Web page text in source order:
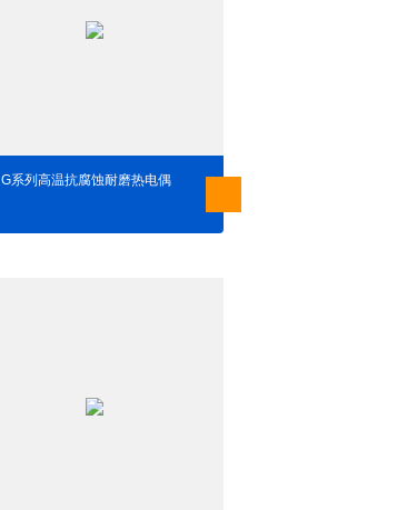
G系列高温抗腐蚀耐磨热电偶